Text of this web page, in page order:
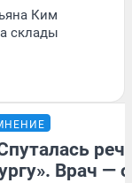
Ким
склады
Врач — о